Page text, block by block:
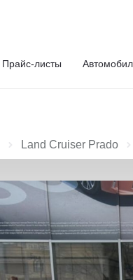
Прайс-листы
Land Cruiser Prado